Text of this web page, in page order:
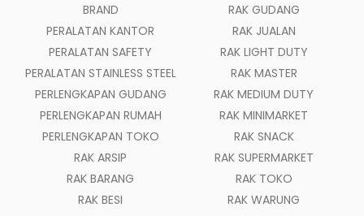
BRAND
PERALATAN KANTOR
PERALATAN SAFETY
PERALATAN STAINLESS STEEL
PERLENGKAPAN GUDANG
PERLENGKAPAN RUMAH
PERLENGKAPAN TOKO
RAK ARSIP
RAK BARANG
RAK BESI
RAK GUDANG
RAK JUALAN
RAK LIGHT DUTY
RAK MASTER
RAK MEDIUM DUTY
RAK MINIMARKET
RAK SNACK
RAK SUPERMARKET
RAK TOKO
RAK WARUNG